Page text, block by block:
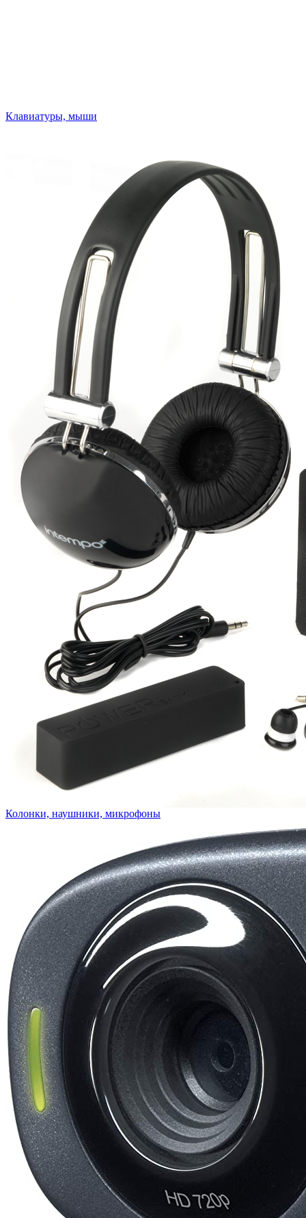
Клавиатуры, мыши
Колонки, наушники, микрофоны